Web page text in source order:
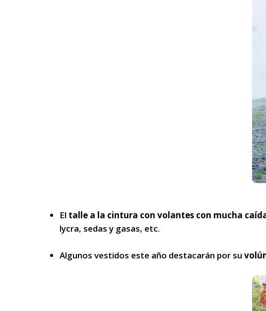
El talle a la cintura con volantes con mucha
lycra, sedas y gasas, etc.
Algunos vestidos este año destacarán por su